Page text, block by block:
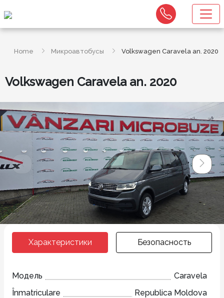
Home Микроавтобусы Volkswagen Caravela an. 2020
Volkswagen Caravela an. 2020
Характеристики Безопасность
Модель
Caravela
Înmatriculare
Republica Moldova